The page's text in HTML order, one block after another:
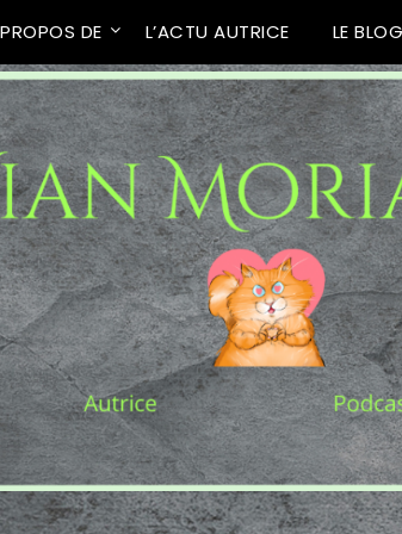
DE L’ACTU AUTRICE LE BLOG